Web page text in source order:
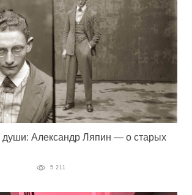
Александр Ляпин — о старых
5 211